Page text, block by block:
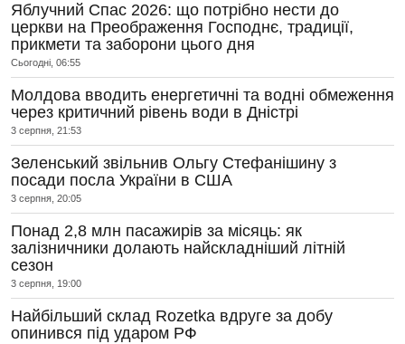
Яблучний Спас 2026: що потрібно нести до
церкви на Преображення Господнє, традиції,
прикмети та заборони цього дня
Сьогодні, 06:55
Молдова вводить енергетичні та водні обмеження
через критичний рівень води в Дністрі
3 серпня, 21:53
Зеленський звільнив Ольгу Стефанішину з
посади посла України в США
3 серпня, 20:05
Понад 2,8 млн пасажирів за місяць: як
залізничники долають найскладніший літній
сезон
3 серпня, 19:00
Найбільший склад Rozetka вдруге за добу
опинився під ударом РФ